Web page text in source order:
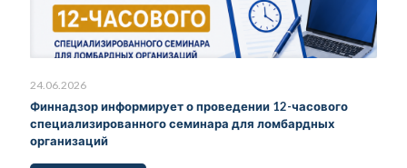
24.06.2026
Финнадзор информирует о проведении 12-часового
специализированного семинара для ломбардных
организаций